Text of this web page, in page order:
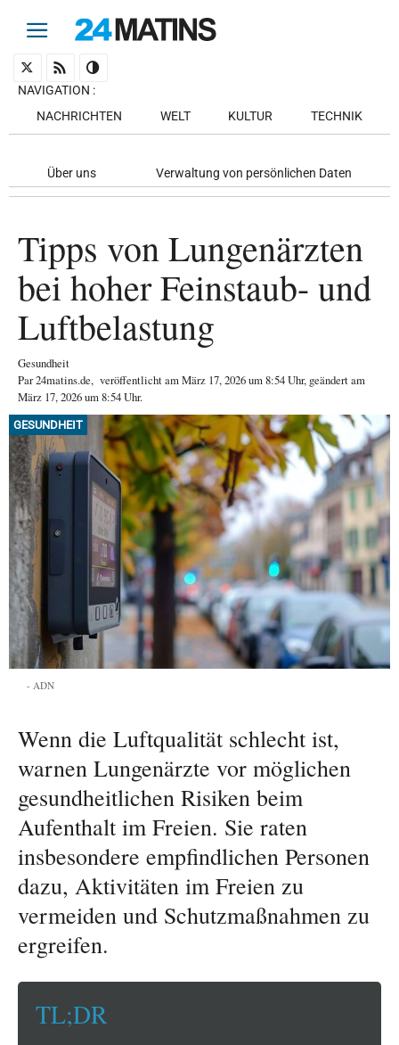
NAVIGATION :
NACHRICHTEN
WELT KULTUR TECHNIK
Über uns Verwaltung von persönlichen Daten
Tipps von Lungenärzten
bei hoher Feinstaub- und
Luftbelastung
Gesundheit
Par24matins.de, veröffentlicht amMärz 17, 2026um 8:54 Uhr, geändert am
März 17, 2026 um 8:54 Uhr.
GESUNDHEIT
ADN
Wenn die Luftqualität schlecht ist,
warnen Lungenärzte vor möglichen
gesundheitlichen Risiken beim
Aufenthalt im Freien. Sie raten
insbesondere empfindlichen Personen
dazu, Aktivitäten im Freien zu
vermeiden und Schutzmaßnahmen zu
ergreifen.
TL;DR